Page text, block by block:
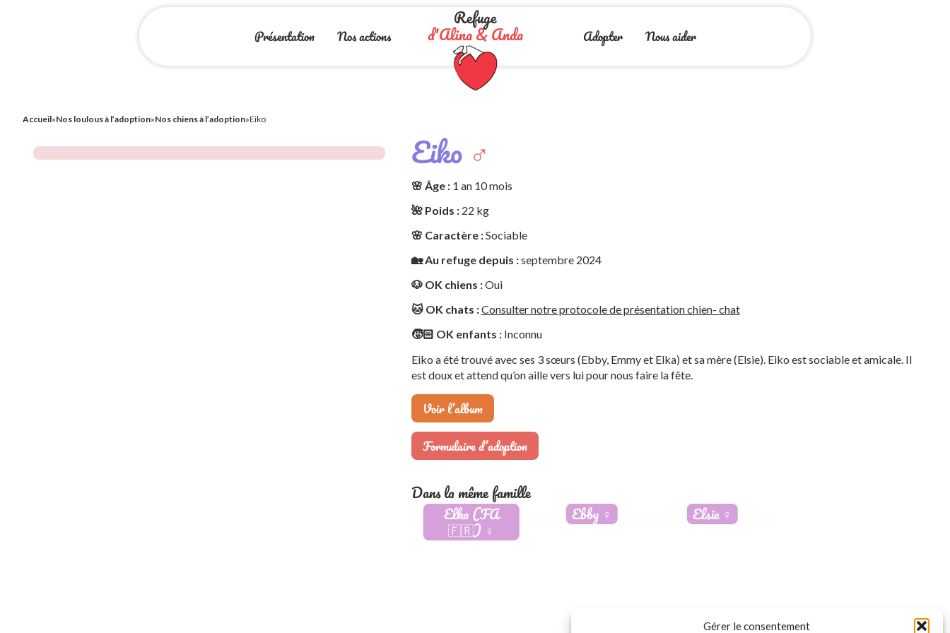
Gérer le consentement
Refuge
d'Alina & Anda
Présentation Nos actions Adopter Nous aider
Accueil»Nos loulous à l’adoption»Nos chiens à l’adoption»Eiko
Eiko ♂️
🌸 Âge :1 an 10 mois
🌺 Poids :22 kg
🌸 Caractère :Sociable
🏡 Au refuge depuis :septembre 2024
🐶 OK chiens :Oui
🐱 OK chats :Consulter notre protocole de présentation chien- chat
🧒🏻 OK enfants :Inconnu
Eiko a été trouvé avec ses 3 sœurs (Ebby, Emmy et Elka) et sa mère (Elsie). Eiko est sociable et amicale. Il
est doux et attend qu’on aille vers lui pour nous faire la fête.
Voir l’album
Formulaire d’adoption
Dans la même famille
Elka (FA
🇫🇷) ♀️
Adoptée
Ebby ♀️ Elsie ♀️